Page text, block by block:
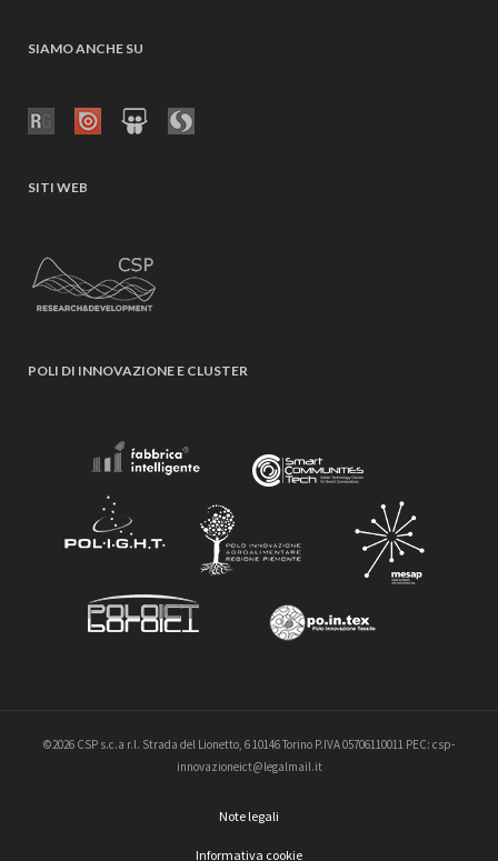
SIAMO ANCHE SU
SITI WEB
POLI DI INNOVAZIONE E CLUSTER
©2026 CSP s.c.a r.l. Strada del Lionetto, 6 10146 Torino P.IVA 05706110011 PEC: csp-
innovazioneict@legalmail.it
Note legali
Informativa cookie